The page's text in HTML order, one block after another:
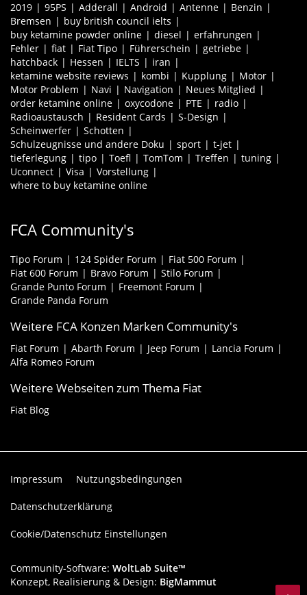
2019 95PS Adderall Android Antenne
Benzin
Bremsen
buy british council ielts
buy ketamine powder online
diesel
erfahrungen
Fehler
fiat Fiat Tipo Führerschein
getriebe
hatchback
Hessen IELTS
iran
ketamine website reviews
kombi Kupplung
Motor
Motor Problem
Navi Navigation
Neues Mitglied
order ketamine online
oxycodone PTE
radio
Radioaustausch
Resident Cards
S-Design
Scheinwerfer
Schotten
Schulzeugnisse und andere Doku
sport
t-jet
tieferlegung
tipo Toefl TomTom Treffen
tuning
Uconnect
Visa
Vorstellung
where to buy ketamine online
FCA Community's
Tipo Forum 124 Spider Forum
Fiat 500 Forum
Fiat 600 Forum
Bravo Forum
Stilo Forum
Grande Punto Forum
Freemont Forum
Grande Panda Forum
Weitere FCA Konzen Marken Community's
Fiat Forum Abarth Forum Jeep Forum
Lancia Forum
Alfa Romeo Forum
Weitere Webseiten zum Thema Fiat
Fiat Blog
Impressum Nutzungsbedingungen
Datenschutzerklärung
Cookie/Datenschutz Einstellungen
Community-Software: WoltLab Suite™
Konzept, Realisierung & Design: BigMammut